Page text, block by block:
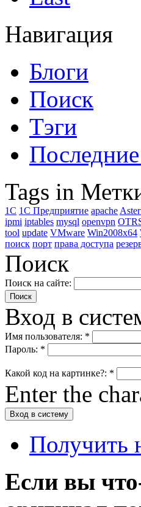
Навигация
Блоги
Поиск
Тэги
Tags in
1C 1С Предприятие apache
ipmi iptables mysql openvpn
tool update VMware Win2008x64
поиск порт права доступа
Поиск
Поиск на сайте:
Вход в
Имя пользователя: *
Пароль: *
Какой код на картинке?: *
Enter the
Получить
Если вы